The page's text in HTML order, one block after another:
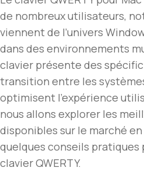
de nombreux utilisateurs,
viennent de l’univers
dans des environnements
clavier présente des
transition entre les
optimisent l’expérience
nous allons explorer les
disponibles sur le marché
quelques conseils
clavier QWERTY.